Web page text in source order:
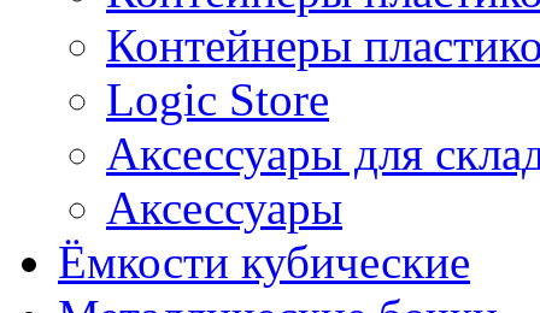
Контейнеры
Logic Store
Аксессуары для
Аксессуары
Ёмкости кубические